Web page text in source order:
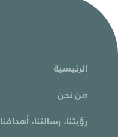
الرئيسية
من نحن
رؤيتنا، رسالتنا، أهدافنا